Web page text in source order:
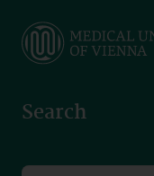
main
Search